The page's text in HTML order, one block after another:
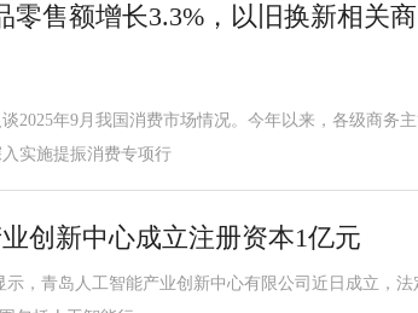
零售额增长3.3%，以旧换新相关
2025年9月我国消费市场情况。今年以来，各级商务
实施提振消费专项行
创新中心成立注册资本1亿元
示，青岛人工智能产业创新中心有限公司近日成立，